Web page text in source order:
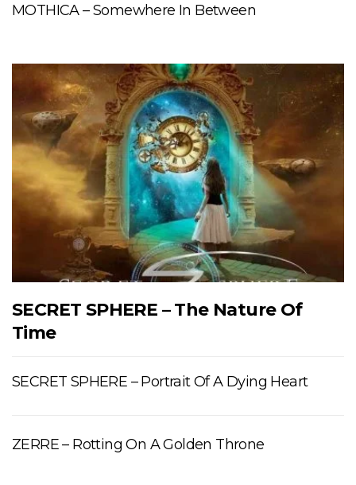
MOTHICA – Somewhere In Between
SECRET SPHERE – The Nature Of
Time
SECRET SPHERE – Portrait Of A Dying Heart
ZERRE – Rotting On A Golden Throne